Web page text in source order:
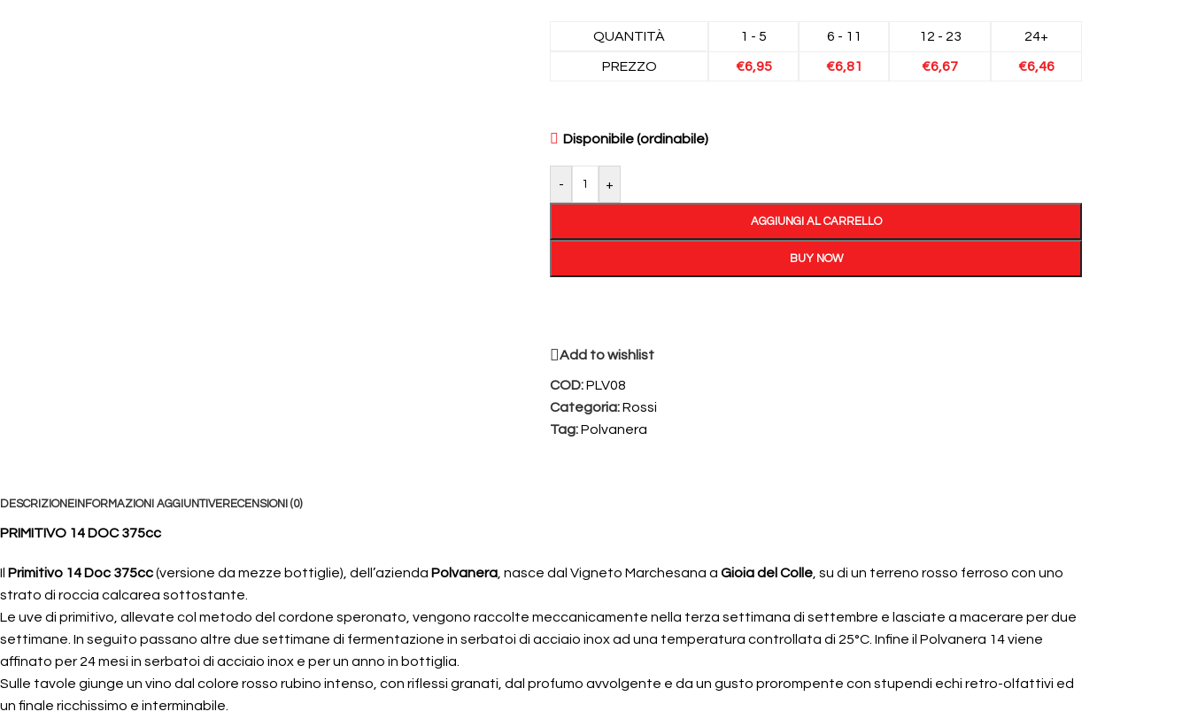
QUANTITÀ 1 - 5 6 - 11 12 - 23 24+
PREZZO €6,95 €6,81 €6,67 €6,46
Disponibile (ordinabile)
- +
AGGIUNGI AL CARRELLO
BUY NOW
Add to wishlist
COD:PLV08
Categoria:Rossi
Tag:Polvanera
DESCRIZIONE INFORMAZIONI AGGIUNTIVERECENSIONI (0)
PRIMITIVO 14 DOC 375cc
Il Primitivo 14 Doc 375cc(versione da mezze bottiglie), dell’azienda Polvanera , nasce dal Vigneto Marchesana a Gioia del Colle , su di un terreno rosso ferroso con uno
strato di roccia calcarea sottostante.
Le uve di primitivo, allevate col metodo del cordone speronato, vengono raccolte meccanicamente nella terza settimana di settembre e lasciate a macerare per due
settimane. In seguito passano altre due settimane di fermentazione in serbatoi di acciaio inox ad una temperatura controllata di 25°C. Infine il Polvanera 14 viene
affinato per 24 mesi in serbatoi di acciaio inox e per un anno in bottiglia.
Sulle tavole giunge un vino dal colore rosso rubino intenso, con riflessi granati, dal profumo avvolgente e da un gusto prorompente con stupendi echi retro-olfattivi ed
un finale ricchissimo e interminabile.